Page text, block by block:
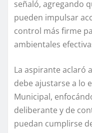
señaló, agregando
pueden impulsar
control más firme
ambientales
La aspirante aclaró
debe ajustarse a lo
Municipal,
deliberante y de
puedan cumplirse